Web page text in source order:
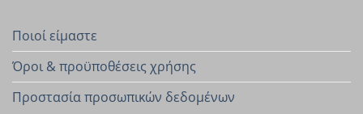
Ποιοί είμαστε
Όροι & προϋποθέσεις χρήσης
Προστασία προσωπικών δεδομένων